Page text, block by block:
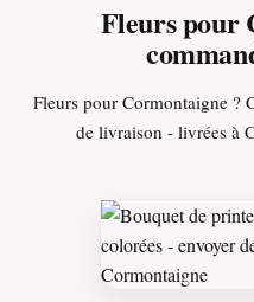
Fleurs pour
Fleurs pour Cormontaigne ?
de livraison - livrées à